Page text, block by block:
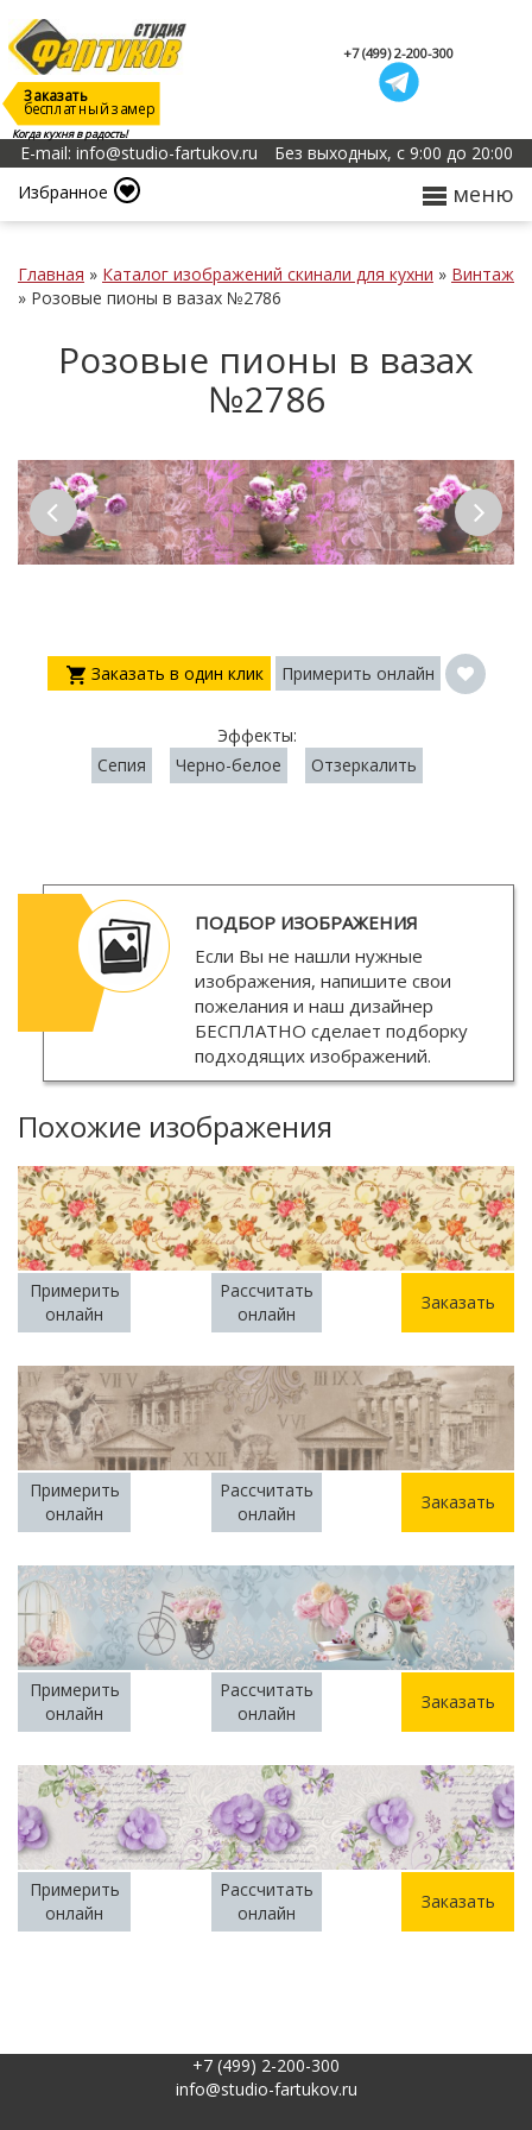
Когда кухня в радость!
Заказать
бесплатный замер
+7 (499) 2-200-300
E-mail: info@studio-fartukov.ru
Без выходных, с 9:00 до 20:00
Избранное
меню
Главная » Каталог изображений скинали для кухни » Винтаж
» Розовые пионы в вазах №2786
Розовые пионы в вазах
№2786
Заказать в один клик Примерить онлайн
Эффекты:
Сепия
Черно-белое Отзеркалить
ПОДБОР ИЗОБРАЖЕНИЯ
Если Вы не нашли нужные
изображения, напишите свои
пожелания и наш дизайнер
БЕСПЛАТНО сделает подборку
подходящих изображений.
Похожие изображения
Примерить
онлайн
Рассчитать
онлайн
Заказать
Примерить
онлайн
Рассчитать
онлайн
Заказать
Примерить
онлайн
Рассчитать
онлайн
Заказать
Примерить
онлайн
Рассчитать
онлайн
Заказать
+7 (499) 2-200-300
info@studio-fartukov.ru